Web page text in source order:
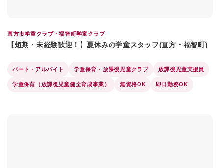
直方市学童クラブ・福智町学童クラブ
【短期・未経験歓迎！】夏休みの学童スタッフ(直方・福智町)
パート・アルバイト 学童保育・放課後児童クラブ 放課後児童支援員
学童保育（放課後児童健全育成事業） 無資格OK 即日勤務OK